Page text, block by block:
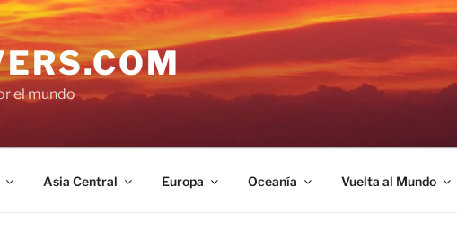
el mundo
Asia Central Europa Oceanía Vuelta al Mundo